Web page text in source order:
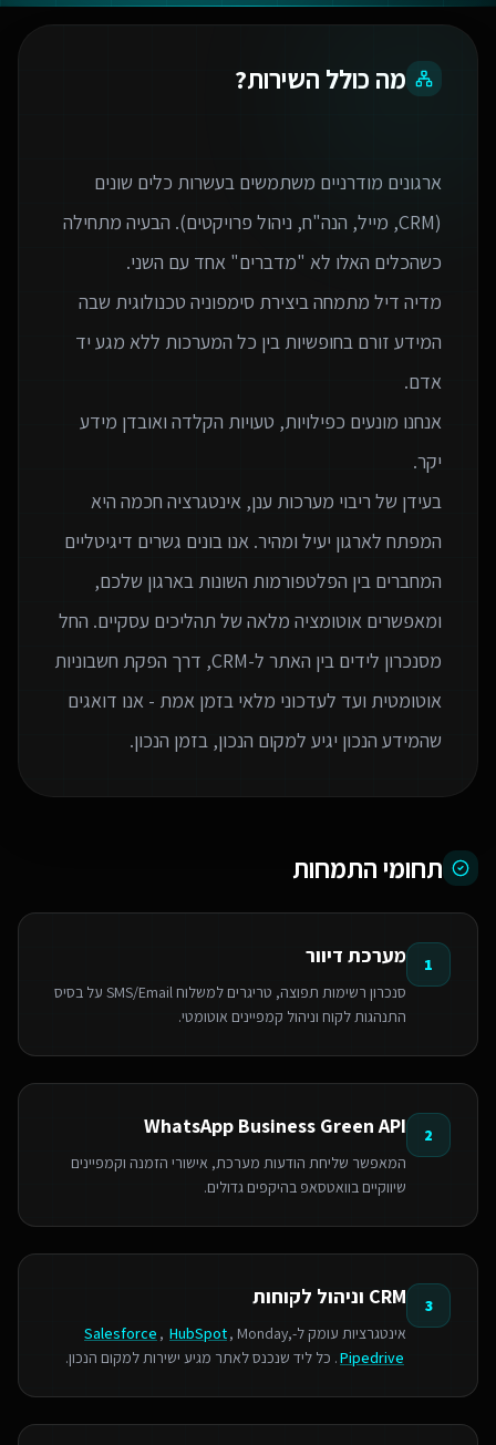
מה כולל השירות?
ארגונים מודרניים משתמשים בעשרות כלים שונים
(CRM, מייל, הנה"ח, ניהול פרויקטים). הבעיה מתחילה
מדיה דיל מתמחה ביצירת סימפוניה טכנולוגית שבה
המידע זורם בחופשיות בין כל המערכות ללא מגע יד
אנחנו מונעים כפילויות, טעויות הקלדה ואובדן מידע
בעידן של ריבוי מערכות ענן, אינטגרציה חכמה היא
המפתח לארגון יעיל ומהיר. אנו בונים גשרים דיגיטליים
המחברים בין הפלטפורמות השונות בארגון שלכם,
ומאפשרים אוטומציה מלאה של תהליכים עסקיים. החל
מסנכרון לידים בין האתר ל-CRM, דרך הפקת חשבוניות
אוטומטית ועד לעדכוני מלאי בזמן אמת - אנו דואגים
שהמידע הנכון יגיע למקום הנכון, בזמן הנכון.
תחומי התמחות
1 מערכת דיוור
סנכרון רשימות תפוצה, טריגרים למשלוח SMS/Email על בסיס
התנהגות לקוח וניהול קמפיינים אוטומטי.
2
WhatsApp Business Green API
המאפשר שליחת הודעות מערכת, אישורי הזמנה וקמפיינים
שיווקיים בוואטסאפ בהיקפים גדולים.
3 CRM וניהול לקוחות
אינטגרציות עומק ל- Salesforce , HubSpot, Monday,
Pipedrive. כל ליד שנכנס לאתר מגיע ישירות למקום הנכון.